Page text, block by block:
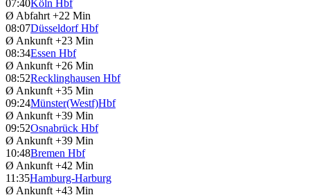
07:40Köln Hbf
Ø Abfahrt +22 Min
08:07Düsseldorf Hbf
Ø Ankunft +23 Min
08:34Essen Hbf
Ø Ankunft +26 Min
08:52Recklinghausen Hbf
Ø Ankunft +35 Min
09:24Münster(Westf)Hbf
Ø Ankunft +39 Min
09:52Osnabrück Hbf
Ø Ankunft +39 Min
10:48Bremen Hbf
Ø Ankunft +42 Min
11:35Hamburg-Harburg
Ø Ankunft +43 Min